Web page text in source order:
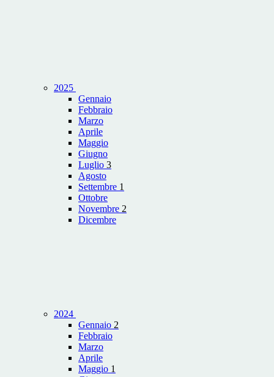
2025
Gennaio
Febbraio
Marzo
Aprile
Maggio
Giugno
Luglio 3
Agosto
Settembre 1
Ottobre
Novembre 2
Dicembre
2024
Gennaio 2
Febbraio
Marzo
Aprile
Maggio 1